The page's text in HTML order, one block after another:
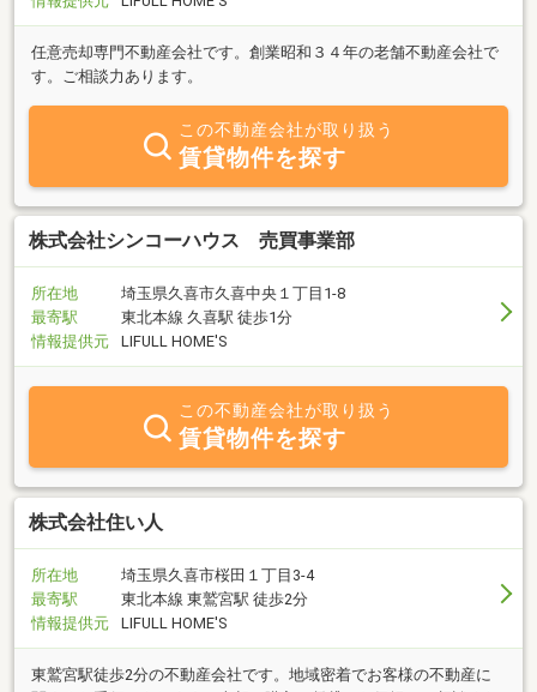
任意売却専門不動産会社です。創業昭和３４年の老舗不動産会社で
す。ご相談力あります。
この不動産会社が取り扱う
賃貸物件を探す
株式会社シンコーハウス 売買事業部
所在地
埼玉県久喜市久喜中央１丁目1-8
最寄駅
東北本線 久喜駅 徒歩1分
情報提供元
LIFULL HOME'S
この不動産会社が取り扱う
賃貸物件を探す
株式会社住い人
所在地
埼玉県久喜市桜田１丁目3-4
最寄駅
東北本線 東鷲宮駅 徒歩2分
情報提供元
LIFULL HOME'S
東鷲宮駅徒歩2分の不動産会社です。地域密着でお客様の不動産に